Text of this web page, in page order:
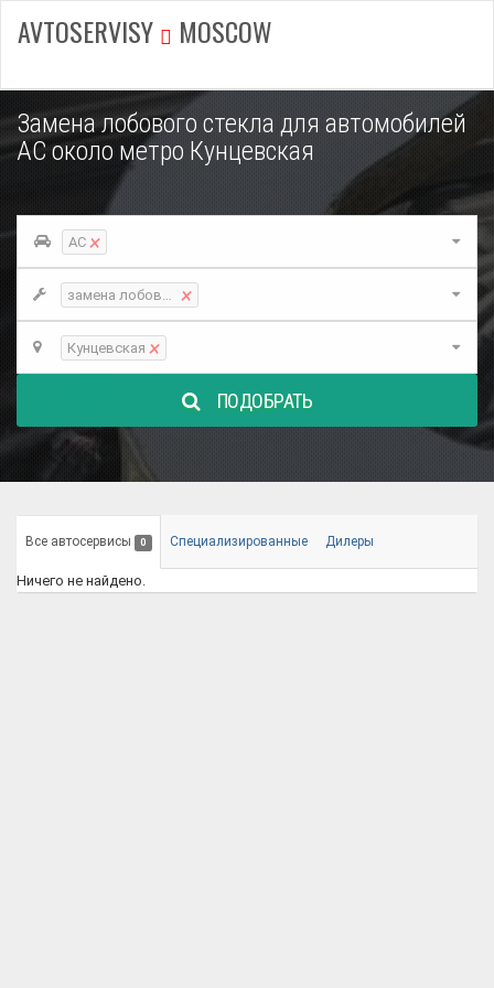
AVTOSERVISY MOSCOW
Замена лобового стекла для автомобилей
AC около метро Кунцевская
AC ×
замена лобового стекла
×
Кунцевская ×
ПОДОБРАТЬ
Все автосервисы 0 Специализированные Дилеры
Ничего не найдено.